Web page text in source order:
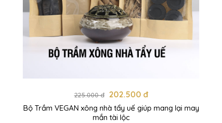
225.000 đ 202.500 đ
Bộ Trầm VEGAN xông nhà tẩy uế giúp mang lại may
mắn tài lộc